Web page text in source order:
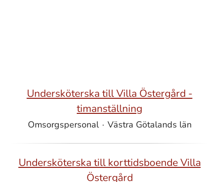
Undersköterska till Villa Östergård -
timanställning
Omsorgspersonal · Västra Götalands län
Undersköterska till korttidsboende Villa
Östergård